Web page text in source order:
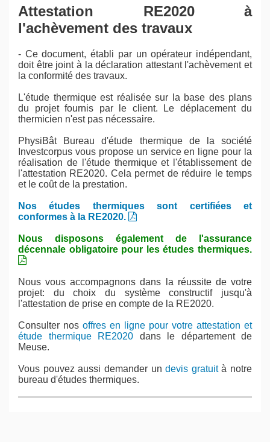
Attestation RE2020 à
l'achèvement des travaux
- Ce document, établi par un opérateur indépendant,
doit être joint à la déclaration attestant l'achèvement et
la conformité des travaux.
L'étude thermique est réalisée sur la base des plans
du projet fournis par le client. Le déplacement du
thermicien n'est pas nécessaire.
PhysiBât Bureau d'étude thermique de la société
Investcorpus vous propose un service en ligne pour la
réalisation de l'étude thermique et l'établissement de
l'attestation RE2020. Cela permet de réduire le temps
et le coût de la prestation.
Nos études thermiques sont certifiées et
conformes à la RE2020.
Nous disposons également de l'assurance
décennale obligatoire pour les études thermiques.
Nous vous accompagnons dans la réussite de votre
projet: du choix du système constructif jusqu'à
l'attestation de prise en compte de la RE2020.
Consulter nos offres en ligne pour votre attestation et
étude thermique RE2020 dans le département de
Meuse.
Vous pouvez aussi demander undevis gratuità notre
bureau d'études thermiques.